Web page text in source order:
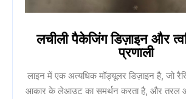
लचीली पैकेजिंग डिज़ाइन और
प्रणाली
लाइन में एक अत्यधिक मॉड्यूलर डिज़ाइन है, जो
आकार के लेआउट का समर्थन करता है, और तरल